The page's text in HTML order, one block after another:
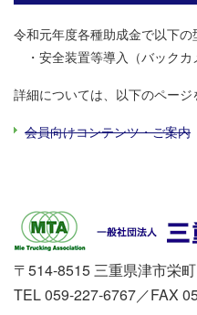
令和元年度各種助成金で以下の
・安全装置等導入（バックカ
詳細については、以下のページ
会員向けコンテンツ・ご案内
〒514-8515 三重県津市栄
TEL 059-227-6767／FAX